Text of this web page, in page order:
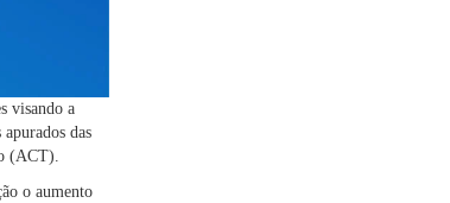
visando a
das
(ACT).
o aumento